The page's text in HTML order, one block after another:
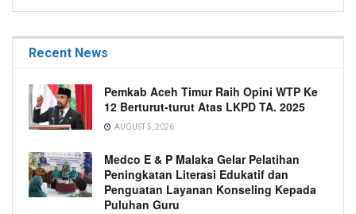
Recent News
Pemkab Aceh Timur Raih Opini WTP Ke
12 Berturut-turut Atas LKPD TA. 2025
AUGUST 5, 2026
Medco E & P Malaka Gelar Pelatihan
Peningkatan Literasi Edukatif dan
Penguatan Layanan Konseling Kepada
Puluhan Guru